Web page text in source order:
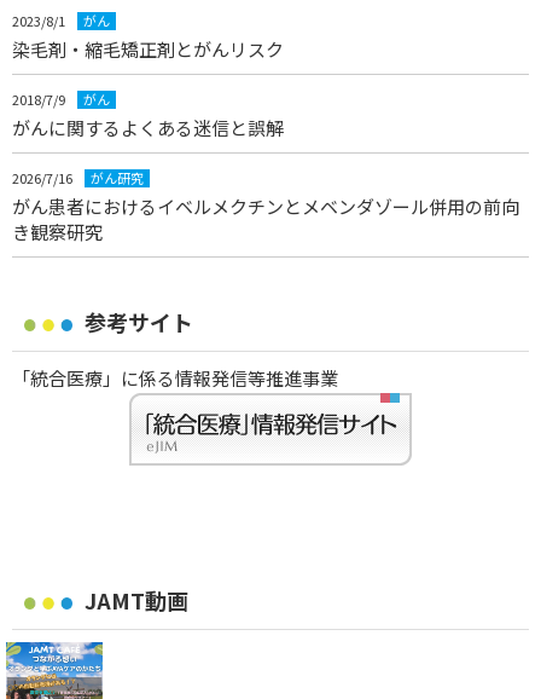
2023/8/1 がん
染毛剤・縮毛矯正剤とがんリスク
2018/7/9 がん
がんに関するよくある迷信と誤解
2026/7/16 がん研究
がん患者におけるイベルメクチンとメベンダゾール併用の前向
き観察研究
参考サイト
「統合医療」に係る情報発信等推進事業
JAMT動画